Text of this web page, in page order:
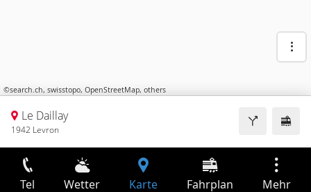
©search.ch, swisstopo, OpenStreetMap, others
Le Daillay
1942 Levron
Tel Wetter Karte Fahrplan Mehr